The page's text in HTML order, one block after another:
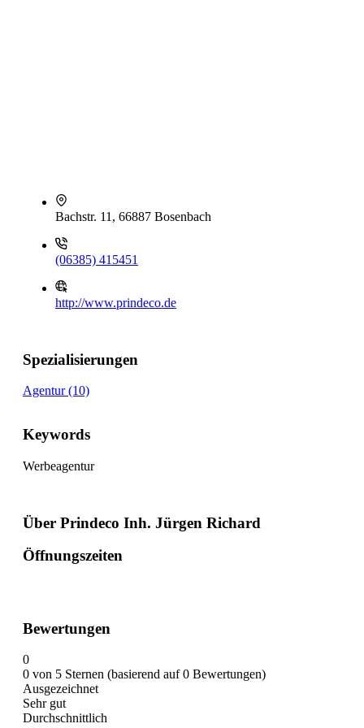
Bachstr. 11, 66887 Bosenbach
(06385) 415451
http://www.prindeco.de
Spezialisierungen
Agentur (10)
Keywords
Werbeagentur
Über Prindeco Inh. Jürgen Richard
Öffnungszeiten
Bewertungen
0
0 von 5 Sternen (basierend auf 0 Bewertungen)
Ausgezeichnet
Sehr gut
Durchschnittlich